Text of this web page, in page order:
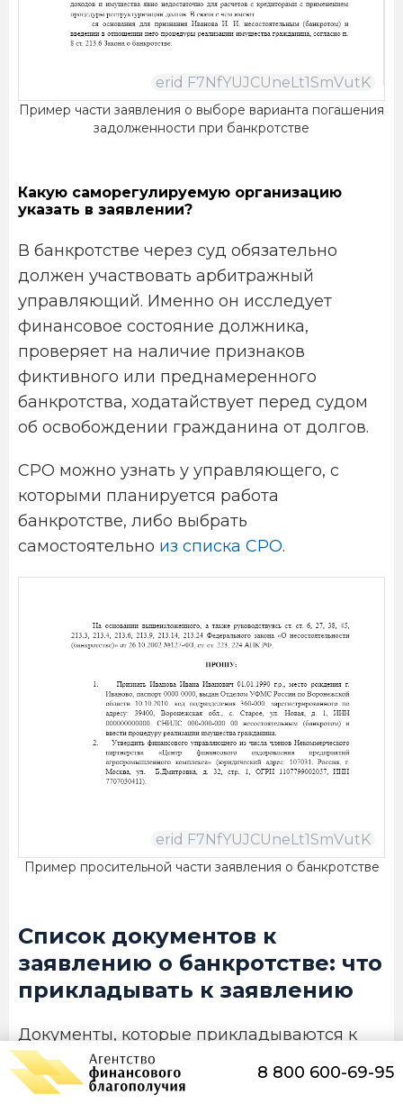
Пример части заявления о выборе варианта погашения
задолженности при банкротстве
Какую саморегулируемую организацию
указать в заявлении?
В банкротстве через суд обязательно
должен участвовать арбитражный
управляющий. Именно он исследует
финансовое состояние должника,
проверяет на наличие признаков
фиктивного или преднамеренного
банкротства, ходатайствует перед судом
об освобождении гражданина от долгов.
СРО можно узнать у управляющего, с
которыми планируется работа
банкротстве, либо выбрать
самостоятельно из списка СРО.
Пример просительной части заявления о банкротстве
Список документов к
заявлению о банкротстве: что
прикладывать к заявлению
Документы, которые прикладываются к
заявлению определены в
Законе о несостоятельности (банкротстве).
8 800 600-69-95